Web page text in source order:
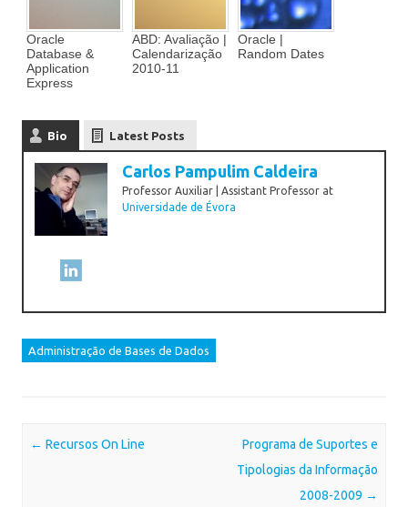
Oracle
Database &
Application
Express
ABD: Avaliação |
Calendarização
2010-11
Oracle |
Random Dates
Bio Latest Posts
Carlos Pampulim Caldeira
Professor Auxiliar | Assistant Professor at
Universidade de Évora
Administração de Bases de Dados
Post navigation
← Recursos On Line
Programa de Suportes e
Tipologias da Informação
2008-2009 →